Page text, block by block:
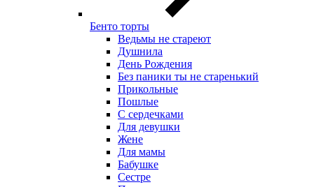
Бенто торты
Ведьмы не стареют
Душнила
День Рождения
Без паники ты не старенький
Прикольные
Пошлые
С сердечками
Для девушки
Жене
Для мамы
Бабушке
Сестре